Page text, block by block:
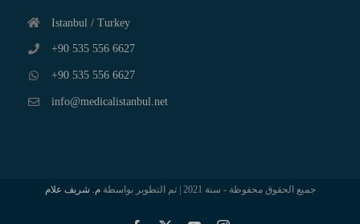
Istanbul / Turkey
+90 535 556 6627
+90 535 556 6627
info@medicalistanbul.net
جميع الحقوق محفوظة - سنة 2021 | تم التطوير بواسطة م. شريف علام